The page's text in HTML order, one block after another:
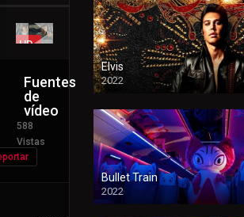
HD
Fuentes
de
vídeo
588
Vistas
Elvis
2022
Bullet Train
2022